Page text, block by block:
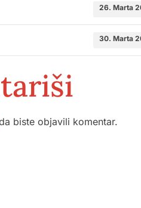
26. Marta
30. Marta
biste objavili komentar.